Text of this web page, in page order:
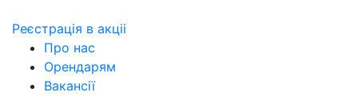
Реєстрація в акціі
Про нас
Орендарям
Вакансії